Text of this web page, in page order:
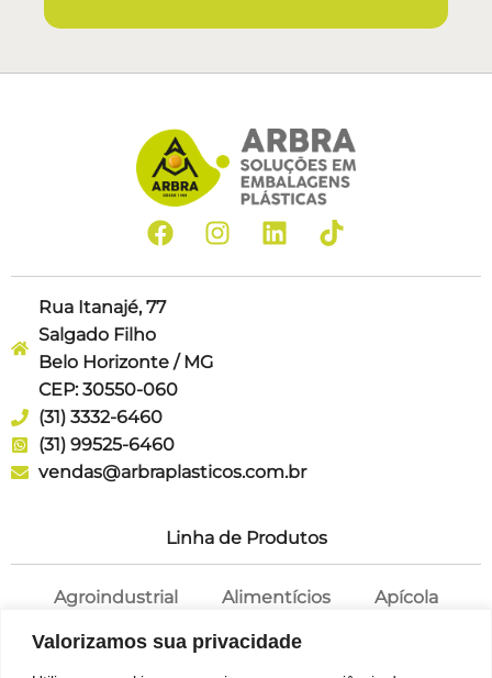
Valorizamos sua privacidade
Rua Itanajé, 77
Salgado Filho
Belo Horizonte / MG
CEP: 30550-060
(31) 3332-6460
(31) 99525-6460
vendas@arbraplasticos.com.br
Linha de Produtos
Agroindustrial Alimentícios
Apícola
Farmácia